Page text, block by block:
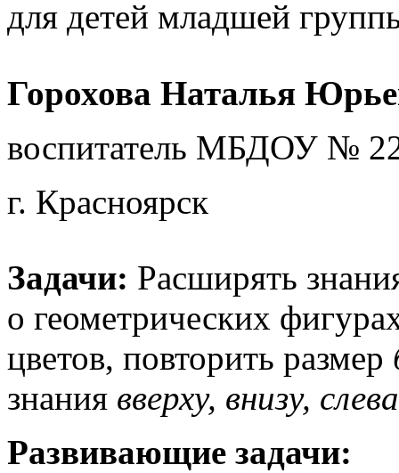
для детей младшей
Горохова Наталья
воспитатель МБДОУ №
г. Красноярск
Задачи: Расширять
о геометрических
цветов, повторить размер
знания вверху, внизу,
Развивающие задачи: